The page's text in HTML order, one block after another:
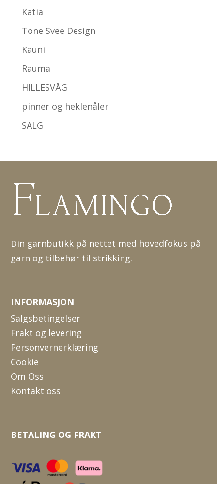
Katia
Tone Svee Design
Kauni
Rauma
HILLESVÅG
pinner og heklenåler
SALG
Din garnbutikk på nettet med hovedfokus på
garn og tilbehør til strikking.
INFORMASJON
Salgsbetingelser
Frakt og levering
Personvernerklæring
Cookie
Om Oss
Kontakt oss
BETALING OG FRAKT